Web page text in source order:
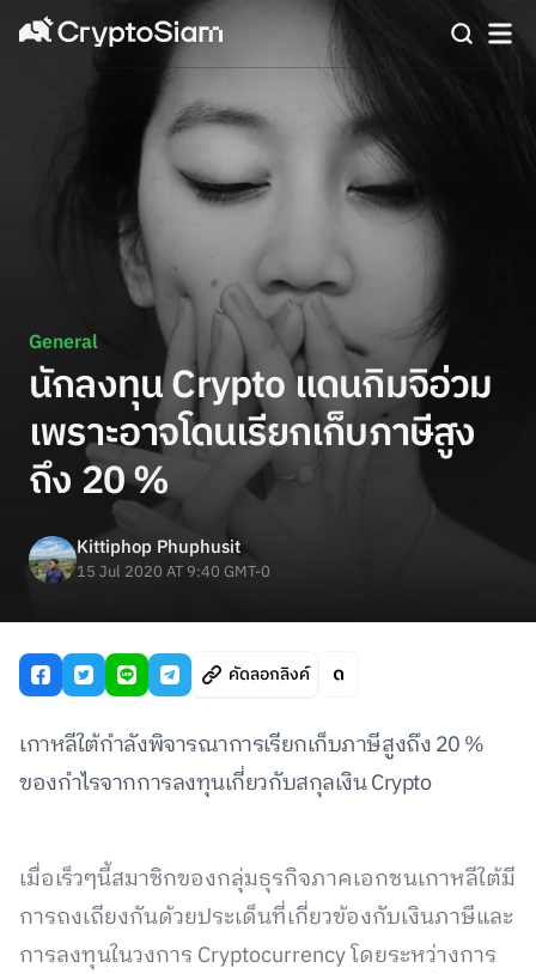
General
นักลงทุน Crypto แดนกิมจิอ่วม
เพราะอาจโดนเรียกเก็บภาษีสูง
ถึง 20 %
Kittiphop Phuphusit
15 Jul 2020 AT 9:40 GMT-0
คัดลอกลิงค์
เกาหลีใต้กำลังพิจารณาการเรียกเก็บภาษีสูงถึง 20 %
ของกำไรจากการลงทุนเกี่ยวกับสกุลเงิน Crypto
เมื่อเร็วๆนี้สมาชิกของกลุ่มธุรกิจภาคเอกชนเกาหลีใต้มี
การถงเถียงกันด้วยประเด็นที่เกี่ยวข้องกับเงินภาษีและ
การลงทุนในวงการ Cryptocurrency โดยระหว่างการ